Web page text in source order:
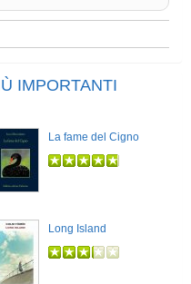
IMPORTANTI
La fame del Cigno
Long Island